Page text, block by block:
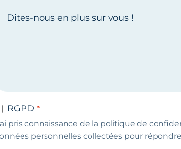
RGPD
pris connaissance de la politique de
personnelles collectées pour